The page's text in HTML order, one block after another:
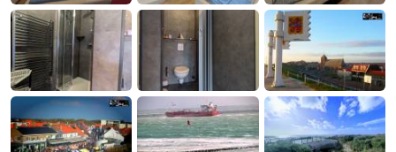
Zandput
Duinzicht
-
Joossesweg
-
Kustlicht
-
Meerpaal
-